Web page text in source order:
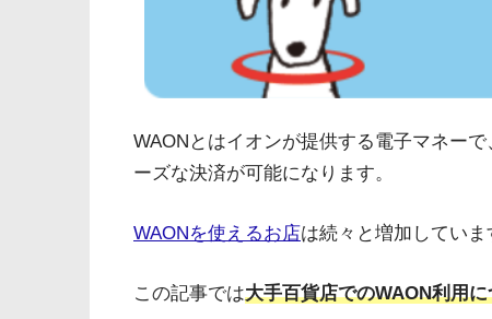
WAONとはイオンが提供する電子マネー
ーズな決済が可能になります。
WAONを使えるお店は続々と増加していま
この記事では大手百貨店でのWAON利用